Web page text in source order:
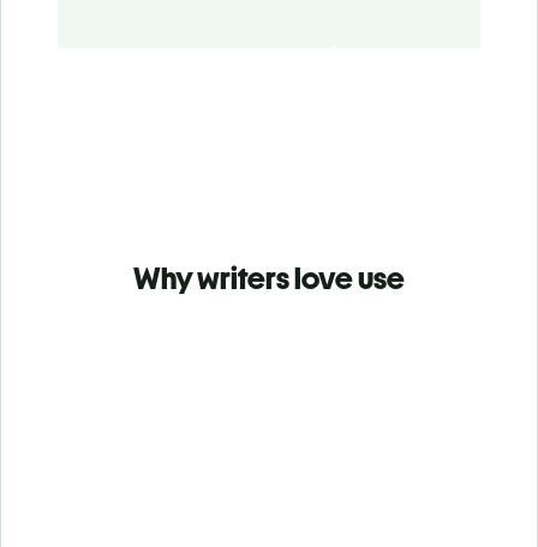
Why writers love use